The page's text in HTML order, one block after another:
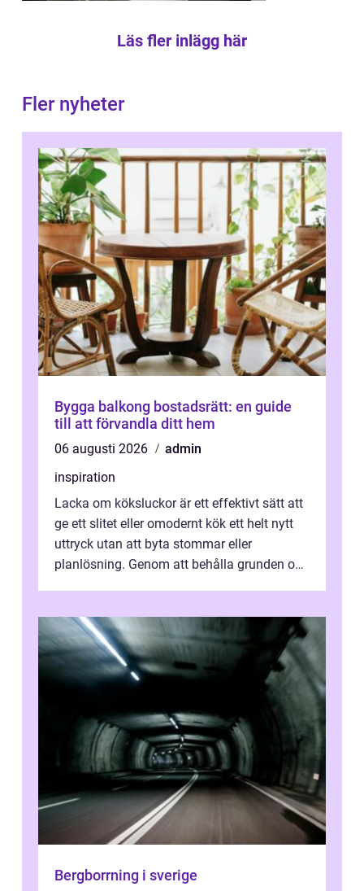
Läs fler inlägg här
Fler nyheter
Bygga balkong bostadsrätt: en guide
till att förvandla ditt hem
06 augusti 2026
admin
inspiration
Lacka om köksluckor är ett effektivt sätt att
ge ett slitet eller omodernt kök ett helt nytt
uttryck utan att byta stommar eller
planlösning. Genom att behålla grunden och
Bergborrning i sverige